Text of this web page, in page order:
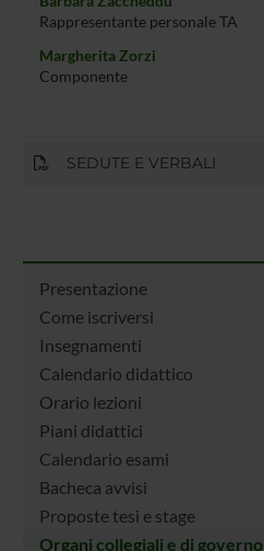
Rappresentante personale TA
Margherita Zorzi
Componente
SEDUTE E VERBALI
Presentazione
Come iscriversi
Insegnamenti
Calendario didattico
Orario lezioni
Piani didattici
Calendario esami
Bacheca avvisi
Proposte tesi e stage
Organi collegiali e di governo